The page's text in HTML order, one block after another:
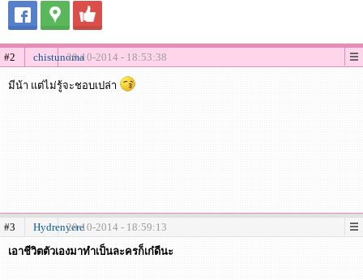
#2 chistunoma20-10-2014 - 18:53:38
มีน้า แต่ไม่รู้จะชอบเปล่า
#3 Hydrenyere20-10-2014 - 18:59:13
เอาชีวิตตัวเองมาทำเป็นละครก็เก๋ดีนะ